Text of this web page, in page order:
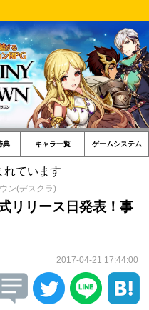
典 キャラ一覧 ゲームシステム
れています
ン(デスクラ)
リリース日発表！事
2017-04-21 17:44:00